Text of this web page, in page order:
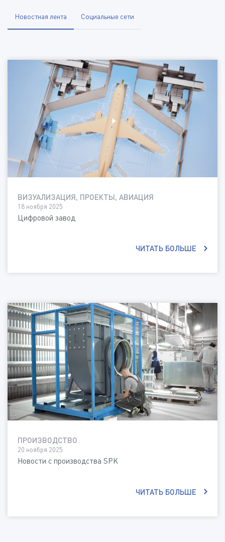
Новостная лента Социальные сети
ВИЗУАЛИЗАЦИЯ, ПРОЕКТЫ, АВИАЦИЯ
18 ноября 2025
Цифровой завод
ЧИТАТЬ БОЛЬШЕ
ПРОИЗВОДСТВО
20 ноября 2025
Новости с производства SPK
ЧИТАТЬ БОЛЬШЕ